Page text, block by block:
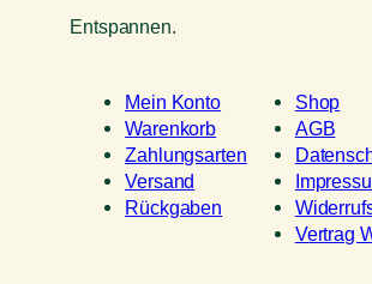
Entspannen.
Mein Konto
Warenkorb
Zahlungsarten
Versand
Rückgaben
Shop
AGB
Vertrag